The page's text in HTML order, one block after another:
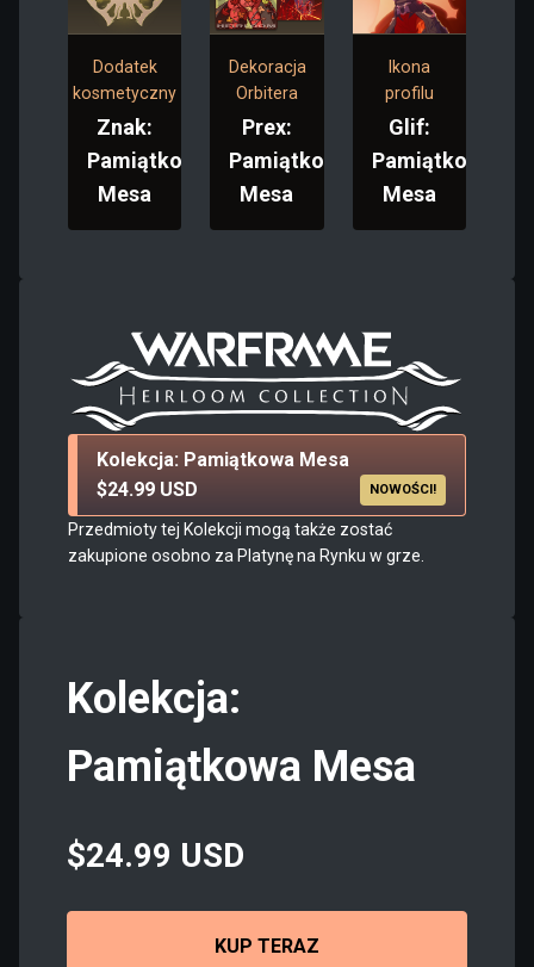
Dodatek
kosmetyczny
Znak:
Pamiątkowa
Mesa
Dekoracja
Orbitera
Prex:
Pamiątkowa
Mesa
Ikona
profilu
Glif:
Pamiątkowa
Mesa
Kolekcja: Pamiątkowa Mesa
$24.99 USD
NOWOŚCI!
Przedmioty tej Kolekcji mogą także zostać
zakupione osobno za Platynę na Rynku w grze.
Kolekcja:
Pamiątkowa Mesa
$24.99 USD
KUP TERAZ